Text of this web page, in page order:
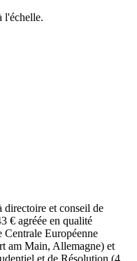
l'échelle.
directoire et conseil de
€ agréée en qualité
Centrale Européenne
am Main, Allemagne) et
et de Résolution (4